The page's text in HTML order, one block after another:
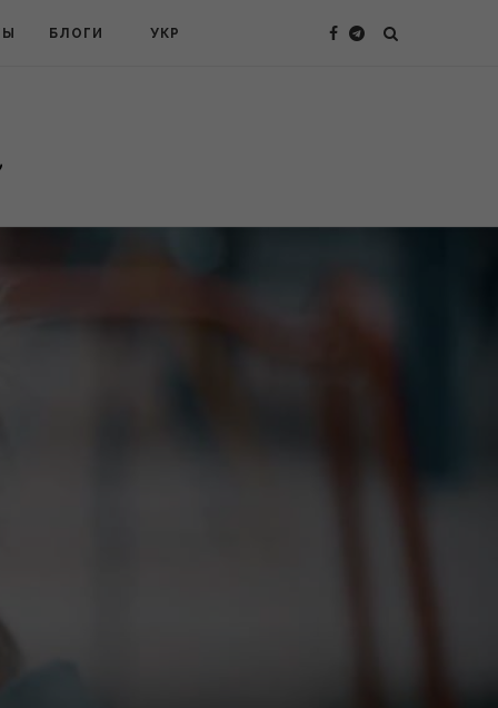
БЛОГИ УКР